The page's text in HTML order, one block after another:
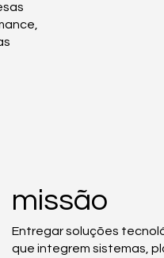
missão
Entregar soluções
que integrem sistemas,